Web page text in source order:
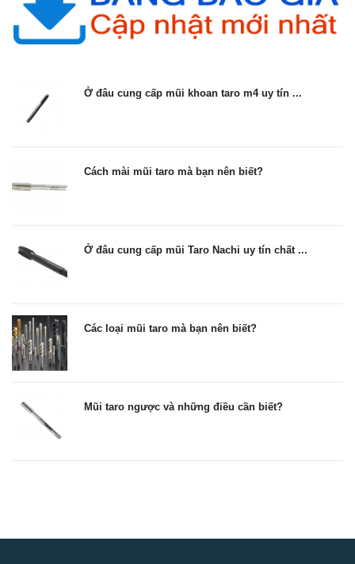
Ở đâu cung cấp mũi khoan taro m4 uy tín ...
Cách mài mũi taro mà bạn nên biết?
Ở đâu cung cấp mũi Taro Nachi uy tín chất ...
Các loại mũi taro mà bạn nên biết?
Mũi taro ngược và những điều cần biết?